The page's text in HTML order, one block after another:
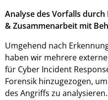
Analyse des Vorfalls durch
& Zusammenarbeit mit
Umgehend nach
haben wir mehrere
für Cyber Incident
Forensik hinzugezogen,
des Angriffs zu